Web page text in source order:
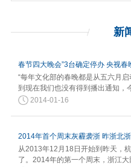
新
春节四大晚会”3台确定停办 央视春
“每年文化部的春晚都是从五六月
到现在我们也没有得到播出通知，
2014-01-16
2014年首个周末灰霾袭浙 昨浙北
从2013年12月18日开始到昨天，
了。2014年的第一个周末，浙江